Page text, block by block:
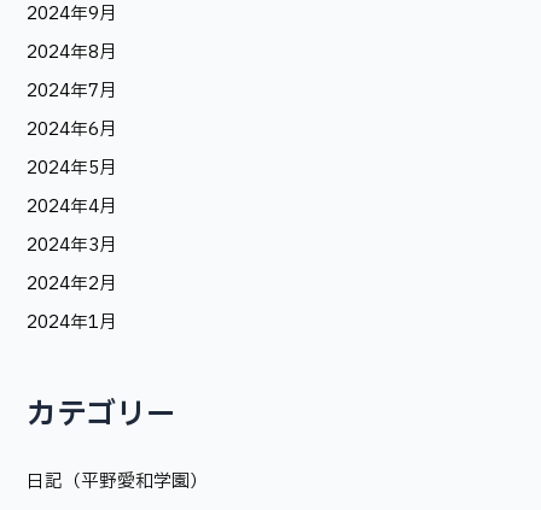
2024年9月
2024年8月
2024年7月
2024年6月
2024年5月
2024年4月
2024年3月
2024年2月
2024年1月
カテゴリー
日記（平野愛和学園）